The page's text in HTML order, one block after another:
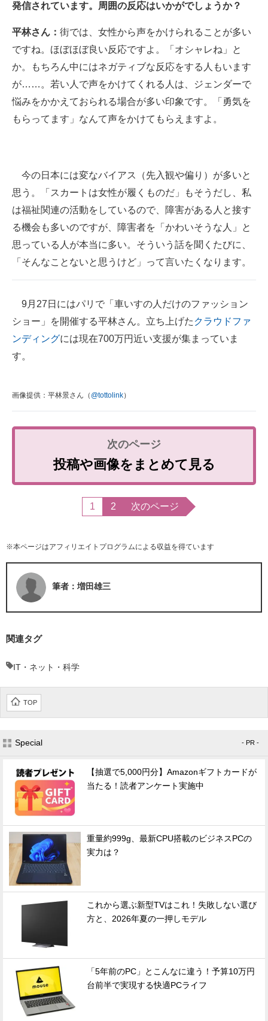
発信されています。周囲の反応はいかがでしょうか？
平林さん： 街では、女性から声をかけられることが多い
ですね。ほぼほぼ良い反応ですよ。「オシャレね」と
か。もちろん中にはネガティブな反応をする人もいます
が……。若い人で声をかけてくれる人は、ジェンダーで
悩みをかかえておられる場合が多い印象です。「勇気を
もらってます」なんて声をかけてもらえますよ。
今の日本には変なバイアス（先入観や偏り）が多いと
思う。「スカートは女性が履くものだ」もそうだし、私
は福祉関連の活動をしているので、障害がある人と接す
る機会も多いのですが、障害者を「かわいそうな人」と
思っている人が本当に多い。そういう話を聞くたびに、
「そんなことないと思うけど」って言いたくなります。
9月27日にはパリで「車いすの人だけのファッション
ショー」を開催する平林さん。立ち上げた クラウドファ
ンディングには現在700万円近い支援が集まっていま
す。
画像提供：平林景さん（ @tottolink）
投稿や画像をまとめて見る
1 2 次のページ
※本ページはアフィリエイトプログラムによる収益を得ています
筆者：増田雄三
関連タグ
IT・ネット・科学
TOP
Special - PR -
【抽選で5,000円分】Amazonギフトカードが
当たる！読者アンケート実施中
重量約999g、最新CPU搭載のビジネスPCの
実力は？
これから選ぶ新型TVはこれ！失敗しない選び
方と、2026年夏の一押しモデル
「5年前のPC」とこんなに違う！予算10万円
台前半で実現する快適PCライフ